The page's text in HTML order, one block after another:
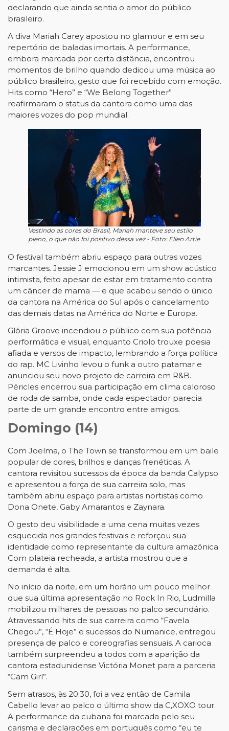
declarando que ainda sentia o amor do público
brasileiro.
A diva Mariah Carey apostou no glamour e em seu
repertório de baladas imortais. A performance,
embora marcada por certa distância, encontrou
momentos de brilho quando dedicou uma música ao
público brasileiro, gesto que foi recebido com emoção.
Hits como “Hero” e “We Belong Together”
reafirmaram o status da cantora como uma das
maiores vozes do pop mundial.
Vestindo as cores do Brasil, Mariah manteve seu estilo
pleno, o que não foi positivo dessa vez - Foto: Ellen Artie
O festival também abriu espaço para outras vozes
marcantes. Jessie J emocionou em um show acústico
intimista, feito apesar de estar em tratamento contra
um câncer de mama — e que acabou sendo o único
da cantora na América do Sul após o cancelamento
das demais datas na América do Norte e Europa.
Glória Groove incendiou o público com sua potência
performática e visual, enquanto Criolo trouxe poesia
afiada e versos de impacto, lembrando a força política
do rap. MC Livinho levou o funk a outro patamar e
anunciou seu novo projeto de carreira em R&B.
Péricles encerrou sua participação em clima caloroso
de roda de samba, onde cada espectador parecia
parte de um grande encontro entre amigos.
Domingo (14)
Com Joelma, o The Town se transformou em um baile
popular de cores, brilhos e danças frenéticas. A
cantora revisitou sucessos da época da banda Calypso
e apresentou a força de sua carreira solo, mas
também abriu espaço para artistas nortistas como
Dona Onete, Gaby Amarantos e Zaynara.
O gesto deu visibilidade a uma cena muitas vezes
esquecida nos grandes festivais e reforçou sua
identidade como representante da cultura amazônica.
Com plateia recheada, a artista mostrou que a
demanda é alta.
No início da noite, em um horário um pouco melhor
que sua última apresentação no Rock In Rio, Ludmilla
mobilizou milhares de pessoas no palco secundário.
Atravessando hits de sua carreira como “Favela
Chegou”, “É Hoje” e sucessos do Numanice, entregou
presença de palco e coreografias sensuais. A carioca
também surpreendeu a todos com a aparição da
cantora estadunidense Victória Monet para a parceria
“Cam Girl”.
Sem atrasos, às 20:30, foi a vez então de Camila
Cabello levar ao palco o último show da C,XOXO tour.
A performance da cubana foi marcada pelo seu
carisma e declarações em português como “eu te